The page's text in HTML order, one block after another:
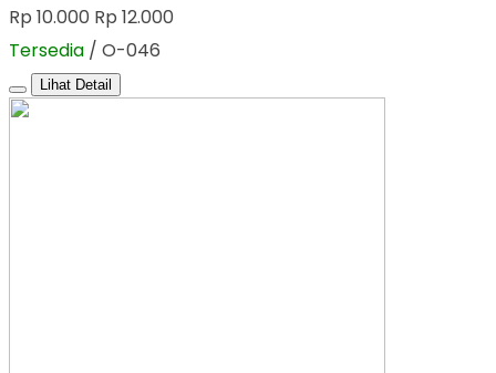
Rp 10.000 Rp 12.000
Tersedia / O-046
Lihat Detail